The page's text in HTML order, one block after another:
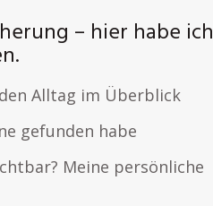
– hier habe ich
Alltag im Überblick
gefunden habe
Meine persönliche